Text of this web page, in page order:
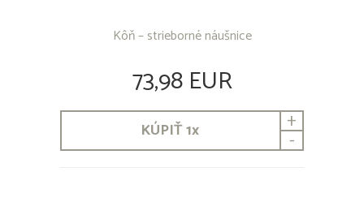
Kôň – strieborné náušnice
73,98 EUR
KÚPIŤ1x +
-